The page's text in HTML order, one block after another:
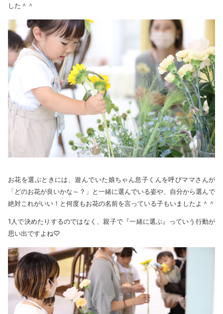
した＾＾
お花を選ぶときには、遊んでいた娘ちゃん息子くんを呼びママさんが
「どのお花が良いかな～？」と一緒に選んでいる姿や、自分から選んで
絶対これがいい！と何度もお花の名前を言っている子もいましたよ＾＾
1人で決めたりするのではなく、親子で『一緒に選ぶ』っていう行動が
思い出ですよね♡